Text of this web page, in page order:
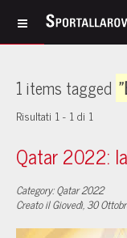
1 items tagged
Risultati 1 - 1 di 1
Qatar 2022:
Category: Qatar 2022
Creato il Giovedì, 30